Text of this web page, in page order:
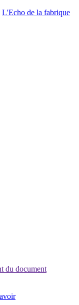
L'Echo de la fabrique